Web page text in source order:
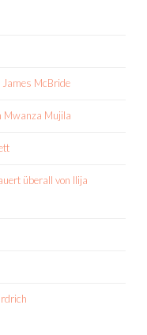
James McBride
Mwanza Mujila
überall von Ilija